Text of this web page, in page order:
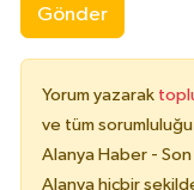
Gönder
Yorum yazarak
ve tüm
Alanya Haber -
Alanya hiçbir